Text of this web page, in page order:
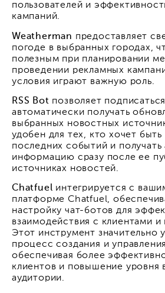
пользователей и
кампаний.
Weatherman предоставляет
погоде в выбранных городах,
полезным при планировании
проведении рекламных
условия играют важную роль.
RSS Bot позволяет
автоматически получать
выбранных новостных
удобен для тех, кто хочет быть
последних событий и получать
информацию сразу после ее
источниках новостей.
Chatfuel интегрируется с
платформе Chatfuel,
настройку чат-ботов для
взаимодействия с клиентами и
Этот инструмент значительно
процесс создания и
обеспечивая более
клиентов и повышение уровня
аудитории.